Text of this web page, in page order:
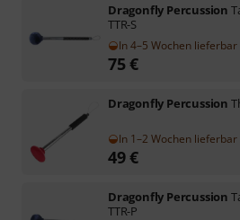
Dragonfly Percussion
TTR-S
In 4–5 Wochen lieferbar
75€
Dragonfly Percussion
In 1–2 Wochen lieferbar
49€
Dragonfly Percussion
TTR-P